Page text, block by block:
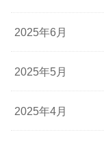
2025年6月
2025年5月
2025年4月